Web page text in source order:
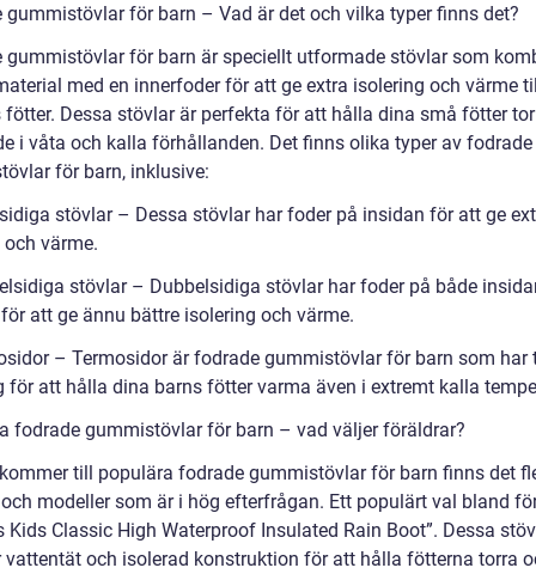
gummistövlar för barn – Vad är det och vilka typer finns det?
gummistövlar för barn är speciellt utformade stövlar som
med en innerfoder för att ge extra isolering och värme
fötter. Dessa stövlar är perfekta för att hålla dina små fötter
i våta och kalla förhållanden. Det finns olika typer av fodrade
för barn, inklusive:
stövlar – Dessa stövlar har foder på insidan för att ge
värme.
stövlar – Dubbelsidiga stövlar har foder på både
att ge ännu bättre isolering och värme.
– Termosidor är fodrade gummistövlar för barn som har
för att hålla dina barns fötter varma även i extremt kalla
fodrade gummistövlar för barn – vad väljer föräldrar?
till populära fodrade gummistövlar för barn finns det
modeller som är i hög efterfrågan. Ett populärt val bland
Kids Classic High Waterproof Insulated Rain Boot”. Dessa
vattentät och isolerad konstruktion för att hålla fötterna torra